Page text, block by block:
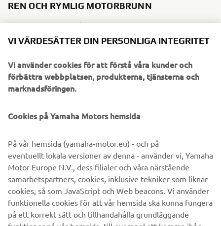
REN OCH RYMLIG MOTORBRUNN
Utan stora rör eller långa kablar som belamrar
hyttutrymmet kräver DES
styrning, vilket gör att
cockpiten blir ett bekvämt område för dig och dina
passagerare.
laddningskapacitet än vid hydraulsystem, vilket öppnar
dörren för användning av mer elektronik utan oro för
batteriets hälsa.
VI VÄRDESÄTTER DIN PERSONLIGA INTEGRITET
Vi använder cookies för att förstå våra kunder och
förbättra webbplatsen, produkterna, tjänsterna och
marknadsföringen.
Cookies på Yamaha Motors hemsida
På vår hemsida (yamaha-motor.eu) - och på
eventuellt lokala versioner av denna - använder vi, Yamaha
Motor Europe N.V., dess filialer och våra närstående
samarbetspartners, cookies, inklusive tekniker som liknar
cookies, så som JavaScript och Web beacons. Vi använder
funktionella cookies för att vår hemsida ska kunna fungera
på ett korrekt sätt och tillhandahålla grundläggande